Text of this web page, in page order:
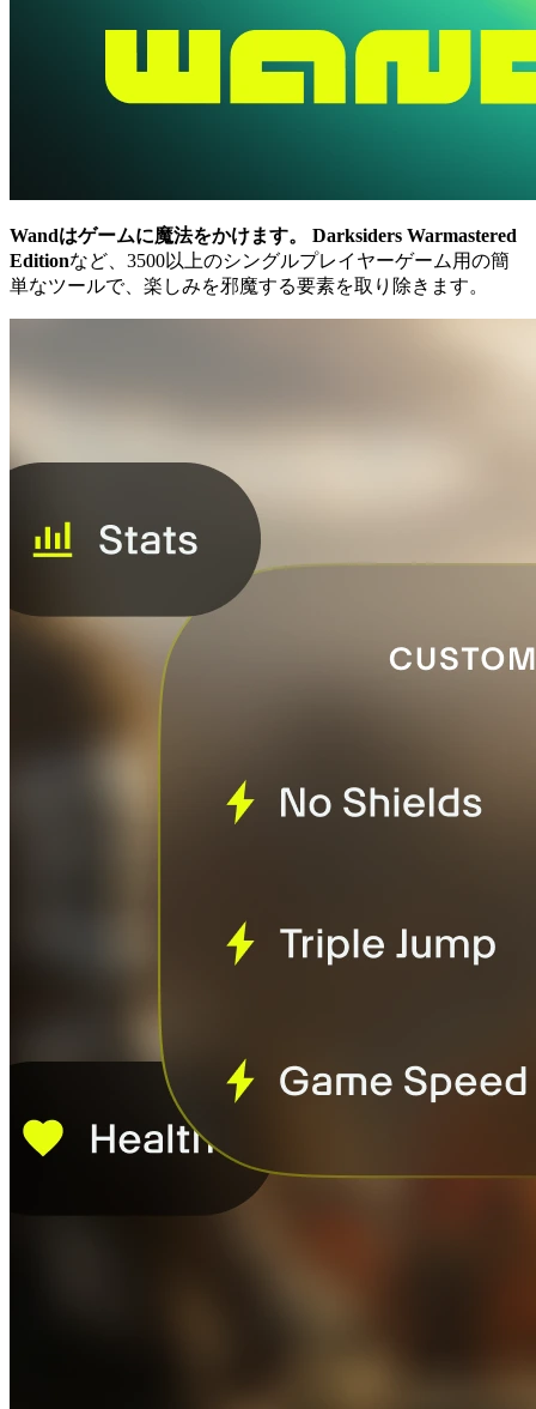
Wandはゲームに魔法をかけます。
Darksiders Warmastered
Editionなど、3500以上のシングルプレイヤーゲーム用の簡
単なツールで、楽しみを邪魔する要素を取り除きます。